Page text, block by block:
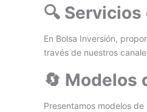
🔍
En Bolsa Inversión,
través de nuestros
🔄 Modelos
Presentamos modelos